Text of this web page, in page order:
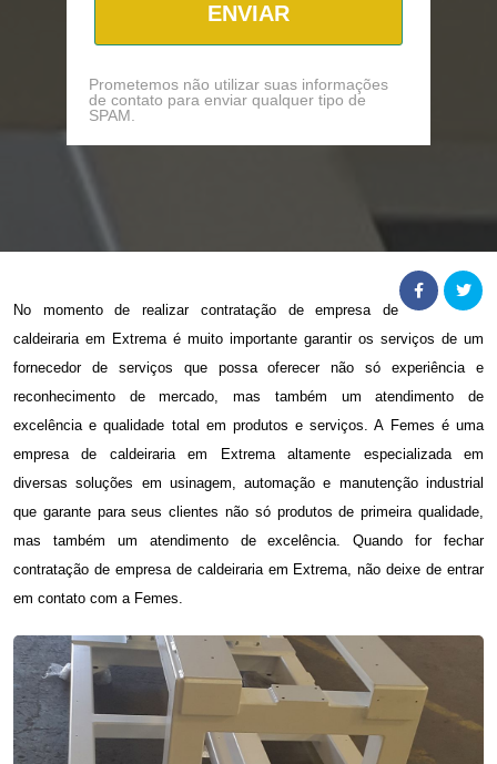
ENVIAR
Prometemos não utilizar suas informações
de contato para enviar qualquer tipo de
SPAM.
No momento de realizar contratação deempresa de
caldeiraria em Extremaé muito importante garantir os serviços de um
fornecedor de serviços que possa oferecer não só experiência e
reconhecimento de mercado, mas também um atendimento de
excelência e qualidade total em produtos e serviços. A Femes é uma
empresa de caldeiraria em Extremaaltamente especializada em
diversas soluções em usinagem, automação e manutenção industrial
que garante para seus clientes não só produtos de primeira qualidade,
mas também um atendimento de excelência. Quando for fechar
contratação de empresa de caldeiraria em Extrema, não deixe de entrar
em contato com a Femes.